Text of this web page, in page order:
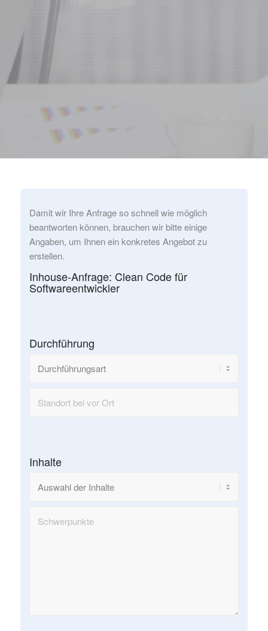
Damit wir Ihre Anfrage so schnell wie möglich
beantworten können, brauchen wir bitte einige
Angaben, um Ihnen ein konkretes Angebot zu
erstellen.
Inhouse-Anfrage: Clean Code für
Softwareentwickler
Durchführung
Inhalte